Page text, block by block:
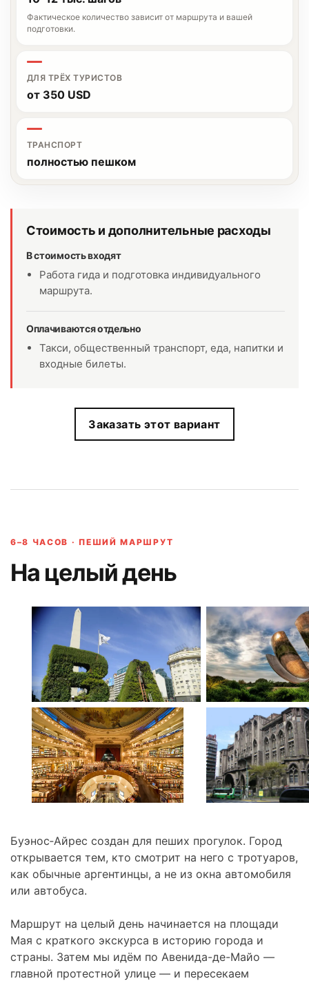
Фактическое количество зависит от маршрута и вашей
подготовки.
ДЛЯ ТРЁХ ТУРИСТОВ
от 350 USD
ТРАНСПОРТ
полностью пешком
Стоимость и дополнительные расходы
В стоимость входят
Работа гида и подготовка индивидуального
маршрута.
Оплачиваются отдельно
Такси, общественный транспорт, еда, напитки и
входные билеты.
Заказать этот вариант
6–8 ЧАСОВ · ПЕШИЙ МАРШРУТ
На целый день
Буэнос‑Айрес создан для пеших прогулок. Город
открывается тем, кто смотрит на него с тротуаров,
как обычные аргентинцы, а не из окна автомобиля
или автобуса.
Маршрут на целый день начинается на площади
Мая с краткого экскурса в историю города и
страны. Затем мы идём по Авенида-де-Майо —
главной протестной улице — и пересекаем